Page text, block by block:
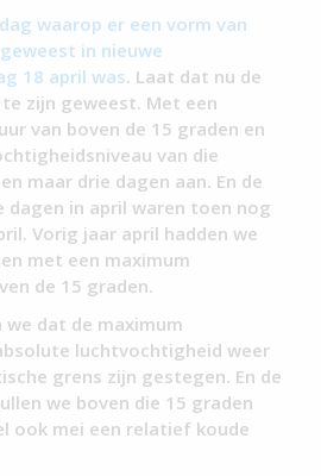
waarop er een vorm van
in nieuwe
18 april was. Laat dat nu de
zijn geweest. Met een
van boven de 15 graden en
van die
maar drie dagen aan. En de
in april waren toen nog
Vorig jaar april hadden we
met een maximum
de 15 graden.
we dat de maximum
luchtvochtigheid weer
grens zijn gestegen. En de
we boven die 15 graden
ook mei een relatief koude